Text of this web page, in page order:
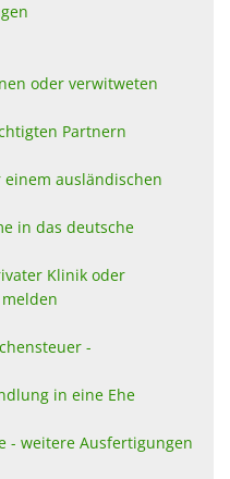
oder verwitweten
Partnern
ausländischen
in das deutsche
Klinik oder
-
in eine Ehe
- weitere Ausfertigungen